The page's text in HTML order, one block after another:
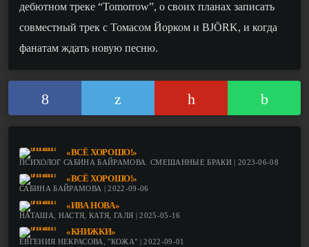
дебютном треке “Tomorrow”, о своих планах записать
совместный трек с Томасом Йорком и BJÖRK, и когда
фанатам ждать новую песню.
«ВСЁ ХОРОШО!»
ПСИХОЛОГ САБИНА БАЙРАМОВА. СМЕШАННЫЕ БРАКИ | 2023-06-08
«ВСЁ ХОРОШО!»
САБИНА БАЙРАМОВА | 2022-09-06
«ИВА НОВА»
НАТАША, НАСТЯ, КАТЯ, ГАЛЯ | 2025-05-16
«КНИЖКИ»
ЕВГЕНИЯ НЕКРАСОВА, "КОЖА" | 2022-09-01